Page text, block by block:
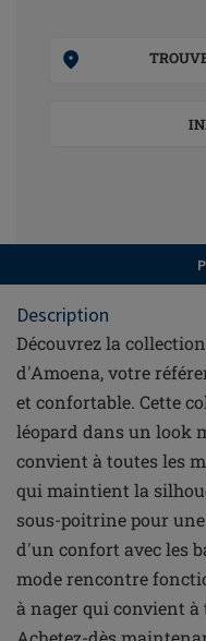
Description
Découvrez la
d'Amoena, votre
et confortable. Cette
léopard dans un look
convient à toutes les
qui maintient la
sous-poitrine pour
d'un confort avec les
mode rencontre
à nager qui convient à